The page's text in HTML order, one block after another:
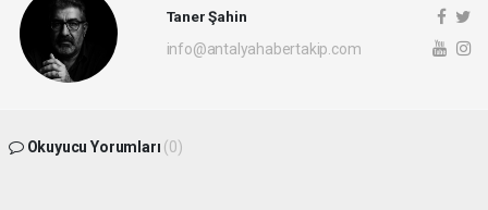
Taner Şahin
info@antalyahabertakip.com
Okuyucu Yorumları (0)